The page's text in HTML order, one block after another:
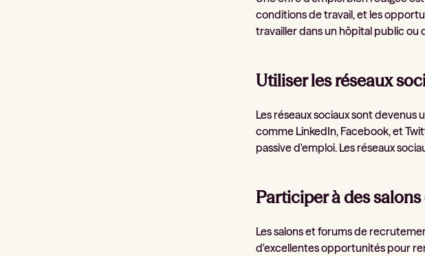
conditions de travail, et les
travailler dans un hôpital public
Utiliser les réseaux
Les réseaux sociaux sont
comme LinkedIn, Facebook, et
passive d'emploi. Les réseaux
Participer à des
Les salons et forums de
d'excellentes opportunités pour